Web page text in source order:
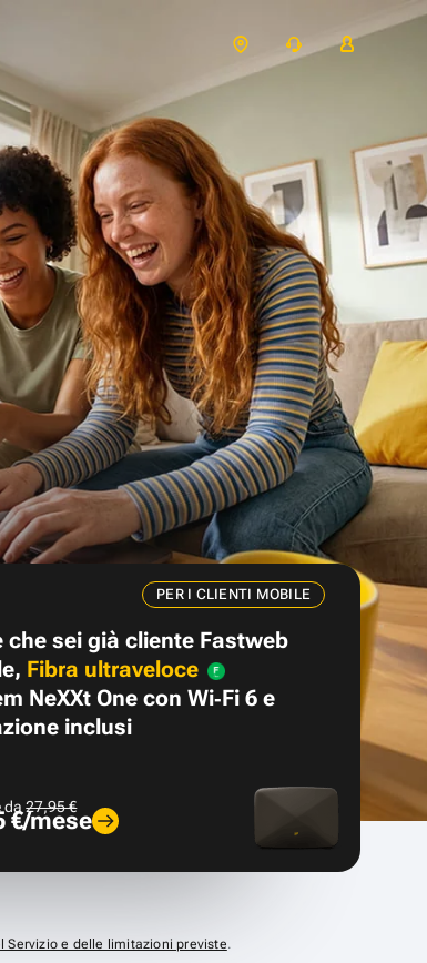
PER I CLIENTI MOBILE
che sei già cliente Fastweb
Fibra ultraveloce
NeXXt One con Wi‑Fi 6 e
inclusi
da27,95 €
€/mese
Servizio e delle limitazioni previste.